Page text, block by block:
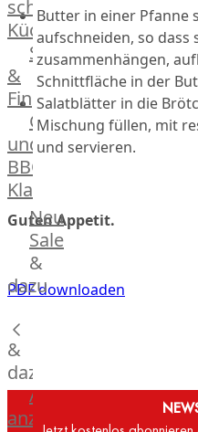
exotisch
OTTO
GOURMET
Manufaktur
Bratwurstsets
Toppings
Hackfleisch
Aufschnitt
&
Schinken
schnelle
Küche
Streetfood
&
Fingerfood
Grill-
und
BBQ-
Klassiker
Beilagen
Brot
Brötchen
Burger
Buns
&
Hot
Dog
Neu
Sale
&
dazu
&
dazu
Alle
anzeigen
Butter in einer Pfanne
aufschneiden, so dass
zusammenhängen,
Schnittfläche in der
Salatblätter in die
Mischung füllen, mit
und servieren.
Guten Appetit.
PDF downloaden